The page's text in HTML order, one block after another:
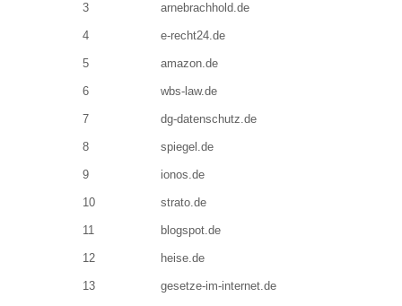
3 arnebrachhold.de
4 e-recht24.de
5 amazon.de
6 wbs-law.de
7 dg-datenschutz.de
8 spiegel.de
9 ionos.de
10 strato.de
11 blogspot.de
12 heise.de
13 gesetze-im-internet.de